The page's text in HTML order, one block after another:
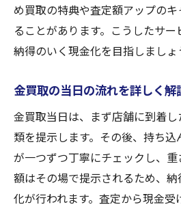
め買取の特典や査定額アップの
ることがあります。こうしたサー
納得のいく現金化を目指しましょ
金買取の当日の流れを詳しく解
金買取当日は、まず店舗に到着
類を提示します。その後、持ち
が一つずつ丁寧にチェックし、
額はその場で提示されるため、
化が行われます。査定から現金受